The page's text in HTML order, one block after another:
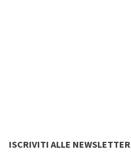
ISCRIVITI ALLE NEWSLETTER